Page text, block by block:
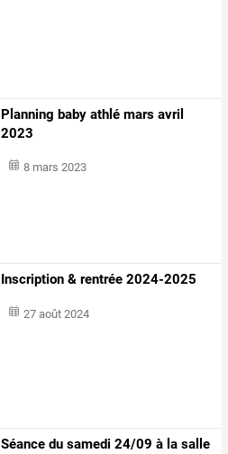
Planning baby athlé mars avril
2023
8 mars 2023
Inscription & rentrée 2024-2025
27 août 2024
Séance du samedi 24/09 à la salle